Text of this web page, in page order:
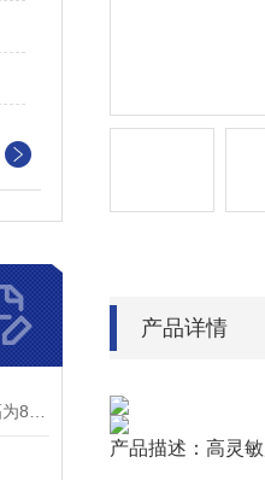
产品详情
产品描述：高灵